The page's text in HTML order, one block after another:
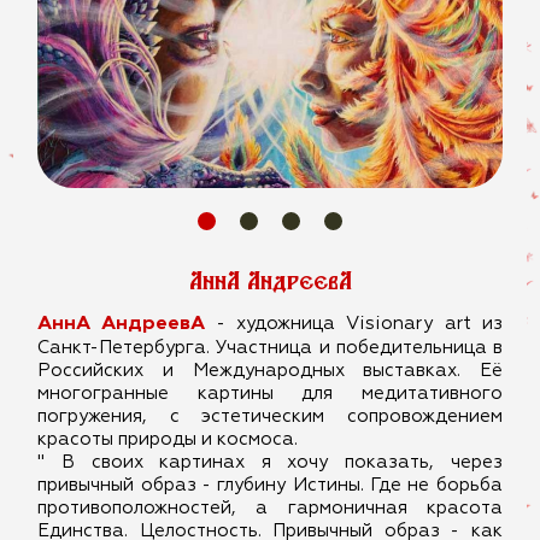
АннА АндреевА
АннА АндреевА - художница Visionary art из
Санкт-Петербурга. Участница и победительница в
Российских и Международных выставках. Её
многогранные картины для медитативного
погружения, с эстетическим сопровождением
красоты природы и космоса.
" В своих картинах я хочу показать, через
привычный образ - глубину Истины. Где не борьба
противоположностей, а гармоничная красота
Единства. Целостность. Привычный образ - как